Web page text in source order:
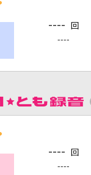
---- 回
----
---- 回
----